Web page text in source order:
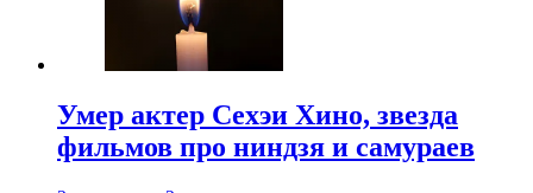
Умер актер Сехэи Хино, звезда
фильмов про ниндзя и самураев